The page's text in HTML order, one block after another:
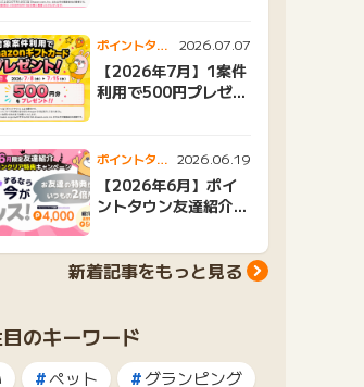
ポイントタウ
ンニュース
2026.07.07
【2026年7月】1案件
利用で500円プレゼン
ポイントタウ
ンニュース
2026.06.19
【2026年6月】ポイ
ントタウン友達紹介キ
新着記事をもっと見る
のキーワード
ペット
グランピング